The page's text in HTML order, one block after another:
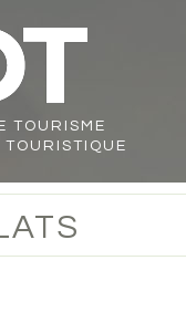
TOURISME